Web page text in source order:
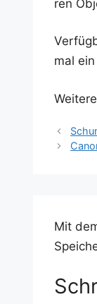
ren
mal
Mit